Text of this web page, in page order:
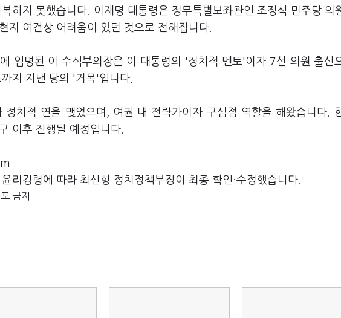
하지 못했습니다. 이재명 대통령은 정무특별보좌관인 조정식 민주당 의
지 여건상 어려움이 있던 것으로 전해집니다.
임명된 이 수석부의장은 이 대통령의 '정치적 멘토'이자 7선 의원 출신
지 지낸 당의 '거목'입니다.
치적 연을 맺었으며, 여권 내 전략가이자 구심점 역할을 해왔습니다.
이후 진행될 예정입니다.
리강령에 따라 최신형 정치정책부장이 최종 확인·수정했습니다.
금지